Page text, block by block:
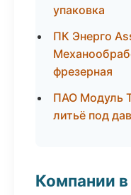
упаковка
ПК Энерго
фрезерная
ПАО Модуль
литьё под
Компании в